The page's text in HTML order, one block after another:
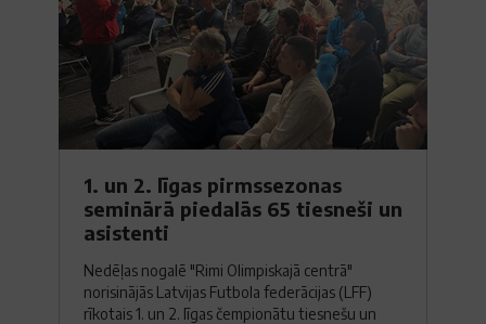
1. un 2. līgas pirmssezonas
seminārā piedalās 65 tiesneši un
asistenti
Nedēļas nogalē "Rimi Olimpiskajā centrā"
norisinājās Latvijas Futbola federācijas (LFF)
rīkotais 1. un 2. līgas čempionātu tiesnešu un